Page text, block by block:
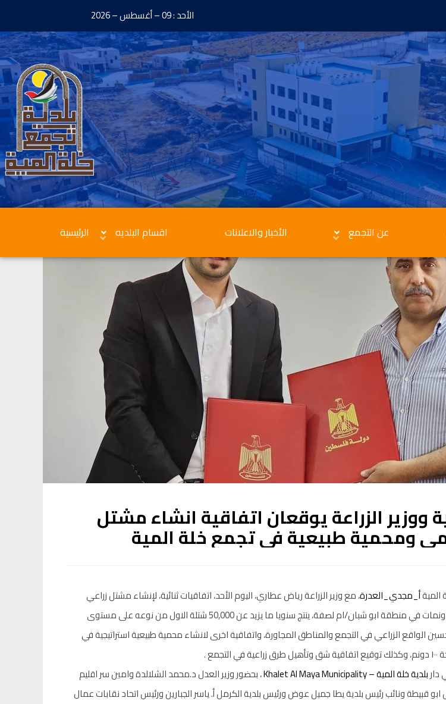
الأحد : 09 – أغسطس – 2026
عن التجمع الأخبار والاعلانات اقسام البلديه الرئيسية
ووزير الزراعة يوقعان اتفاقية انشاء مشتل
ومحمية طبيعية في تجمع خلة المية
أ_مجدي_العدرة، مع وزير الزراعة رياض عطاري، اليوم الأحد، اتفاقيات ثنائية، لإنشاء مشتل زراعي
حكومي على مساحة ٤ دونمات في منطقة ابو شبان/ام لصفة، ينتج سنويا ما يزيد عن 50,000 شتلة الاول من نوعه على مستوى
الواقع الزراعي في التجمع والمناطق المجاورة، واتفاقية اخرى لانشاء محمية طبيعية استراتيجية في
.
داربلدية خلة المية – Khalet Al Maya Municipality
، بحضور وزير العدل د.محمد الشلالدة وامين سر اقليم
ابو قبيطة ونائب رئيس بلدية يطا جميل عوض ورئيس بلدية الكرمل أ. ياسر الجبارين ورئيس اتحاد نقابات عمال